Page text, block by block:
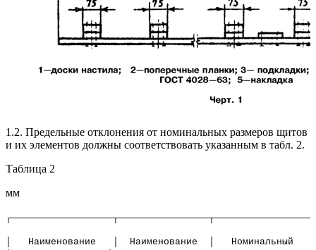
1.2. Предельные отклонения от номинальных размеров щитов
и их элементов должны соответствовать указанным в табл. 2.
Таблица 2
мм
│ Наименование │ Наименование │ Номинальный